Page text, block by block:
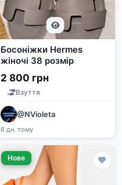
Босоніжки Hermes
жіночі 38 розмір
2 800 грн
Взуття
@NVioleta
6 дн. тому
Нове